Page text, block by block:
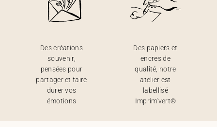
Des créations
souvenir,
pensées pour
partager et faire
durer vos
émotions
Des papiers et
encres de
qualité, notre
atelier est
labellisé
Imprim’vert®